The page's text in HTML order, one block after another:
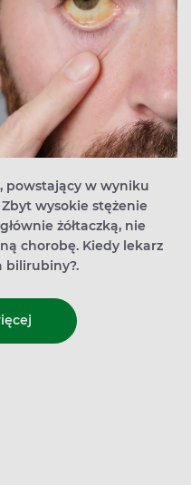
powstający w wyniku
wysokie stężenie
żółtaczką, nie
chorobę. Kiedy lekarz
bilirubiny?.